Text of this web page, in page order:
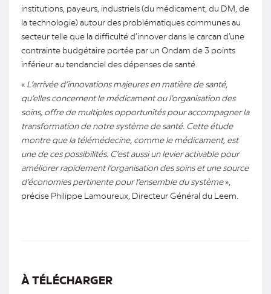
institutions, payeurs, industriels (du médicament, du DM, de
la technologie) autour des problématiques communes au
secteur telle que la difficulté d’innover dans le carcan d’une
contrainte budgétaire portée par un Ondam de 3 points
inférieur au tendanciel des dépenses de santé.
« L’arrivée d’innovations majeures en matière de santé,
qu’elles concernent le médicament ou l’organisation des
soins, offre de multiples opportunités pour accompagner la
transformation de notre système de santé. Cette étude
montre que la télémédecine, comme le médicament, est
une de ces possibilités. C’est aussi un levier activable pour
améliorer rapidement l’organisation des soins et une source
d’économies pertinente pour l’ensemble du système»,
précise Philippe Lamoureux, Directeur Général du Leem.
À TÉLÉCHARGER